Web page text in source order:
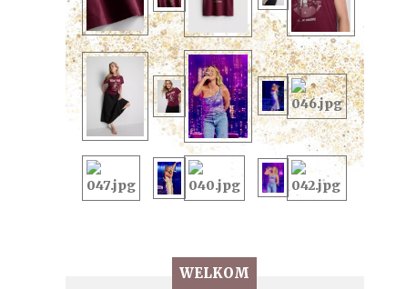
WELKOM